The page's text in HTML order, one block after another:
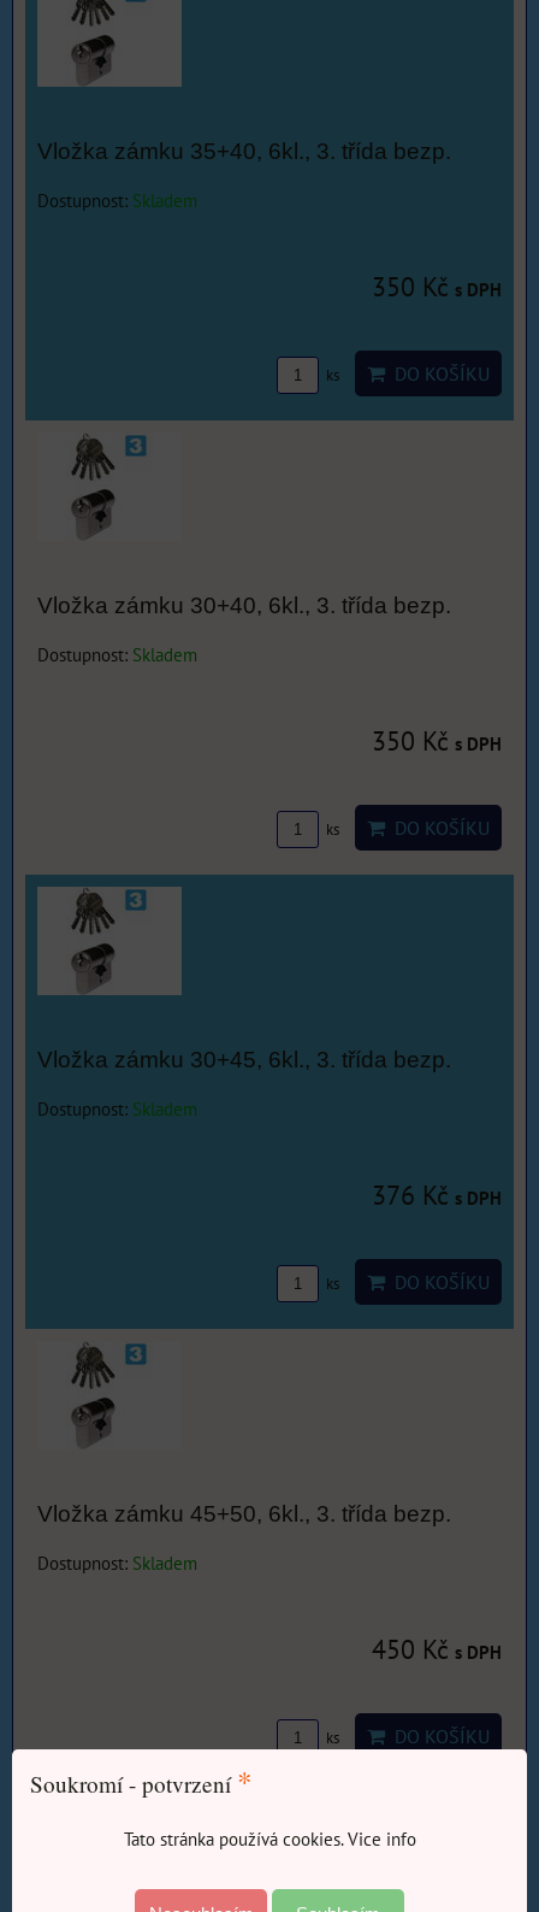
Vložka zámku 35+40, 6kl., 3. třída bezp.
Dostupnost: Skladem
350 Kč s DPH
ks DO KOŠÍKU
Vložka zámku 30+40, 6kl., 3. třída bezp.
Dostupnost: Skladem
350 Kč s DPH
ks DO KOŠÍKU
Vložka zámku 30+45, 6kl., 3. třída bezp.
Dostupnost: Skladem
376 Kč s DPH
ks DO KOŠÍKU
Vložka zámku 45+50, 6kl., 3. třída bezp.
Dostupnost: Skladem
450 Kč s DPH
ks DO KOŠÍKU
Soukromí - potvrzení *
Tato stránka používá cookies. Vice info